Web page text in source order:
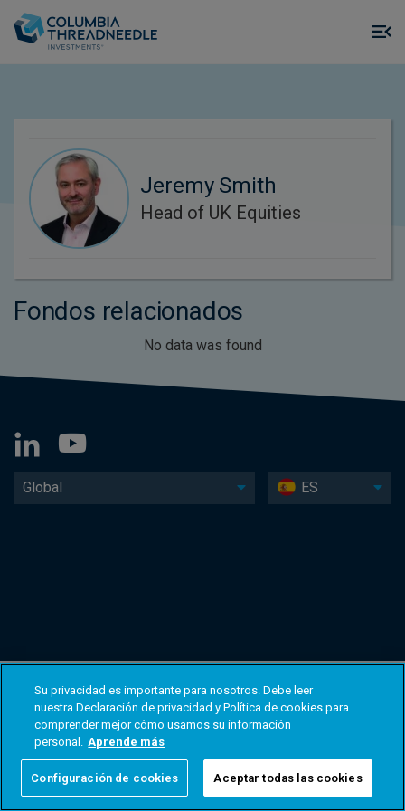
Jeremy Smith
Head of UK Equities
Fondos relacionados
No data was found
Global ES
Su privacidad es importante para nosotros. Debe leer
nuestra Declaración de privacidad y Política de cookies para
comprender mejor cómo usamos su información
personal. Aprende más
Configuración de cookies Aceptar todas las cookies